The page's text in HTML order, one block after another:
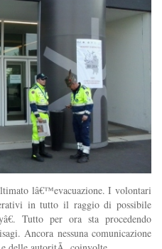
lâ€™evacuazione. I volontari
in tutto il raggio di possibile
Tutto per ora sta procedendo
Ancora nessuna comunicazione